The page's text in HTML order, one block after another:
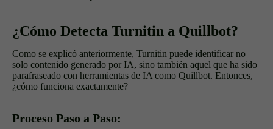
¿Cómo Detecta Turnitin a Quillbot?
Como se explicó anteriormente, Turnitin puede identificar no
solo contenido generado por IA, sino también aquel que ha sido
parafraseado con herramientas de IA como Quillbot. Entonces,
¿cómo funciona exactamente?
Proceso Paso a Paso: